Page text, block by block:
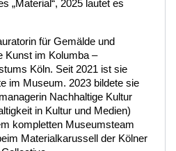
„Material“, 2025 lautet es
für Gemälde und
Kunst im Kolumba –
Köln. Seit 2021 ist sie
im Museum. 2023 bildete sie
Nachhaltige Kultur
in Kultur und Medien)
kompletten Museumsteam
Materialkarussell der Kölner